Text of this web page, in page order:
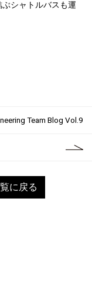
シャトルバスも運
Team Blog Vol.9
に戻る